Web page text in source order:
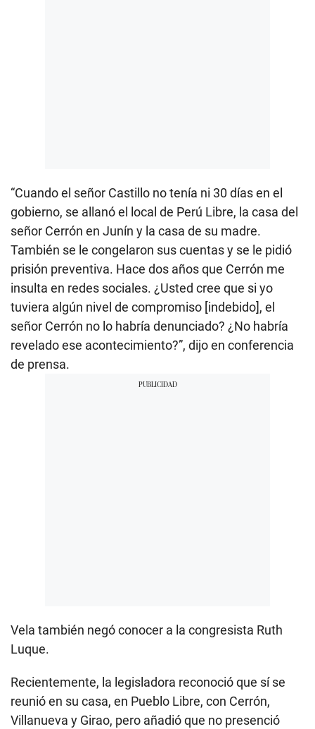
“Cuando el señor Castillo no tenía ni 30 días en el
gobierno, se allanó el local de Perú Libre, la casa del
señor Cerrón en Junín y la casa de su madre.
También se le congelaron sus cuentas y se le pidió
prisión preventiva. Hace dos años que Cerrón me
insulta en redes sociales. ¿Usted cree que si yo
tuviera algún nivel de compromiso [indebido], el
señor Cerrón no lo habría denunciado? ¿No habría
revelado ese acontecimiento?”, dijo en conferencia
de prensa.
Vela también negó conocer a la congresista Ruth
Luque.
Recientemente, la legisladora reconoció que sí se
reunió en su casa, en Pueblo Libre, con Cerrón,
Villanueva y Girao, pero añadió que no presenció